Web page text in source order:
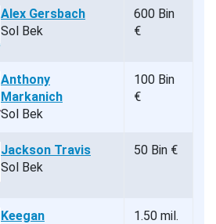
Alex Gersbach
Sol Bek
600 Bin
€
Anthony
Markanich
Sol Bek
100 Bin
€
Jackson Travis
Sol Bek
50 Bin €
Keegan
1.50 mil.